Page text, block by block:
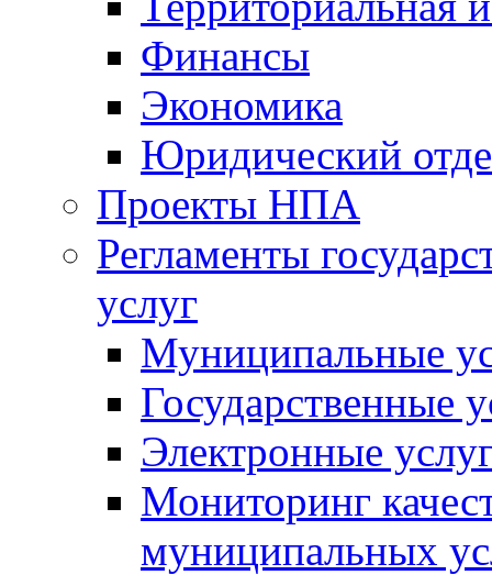
Финансы
Экономика
Юридический
Проекты НПА
Регламенты
услуг
Муниципальные
Государственные
Электронные
Мониторинг
муниципальных